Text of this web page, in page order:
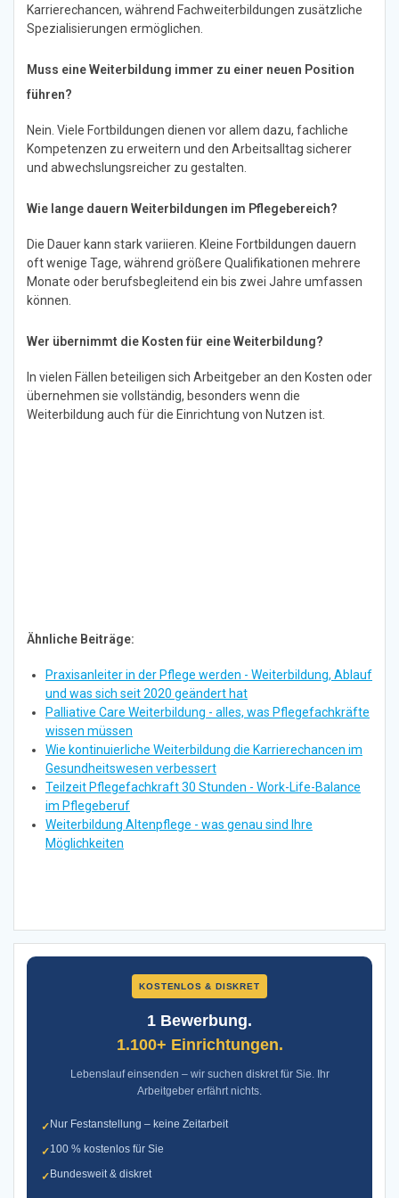
Karrierechancen, während Fachweiterbildungen zusätzliche
Spezialisierungen ermöglichen.
Muss eine Weiterbildung immer zu einer neuen Position
führen?
Nein. Viele Fortbildungen dienen vor allem dazu, fachliche
Kompetenzen zu erweitern und den Arbeitsalltag sicherer
und abwechslungsreicher zu gestalten.
Wie lange dauern Weiterbildungen im Pflegebereich?
Die Dauer kann stark variieren. Kleine Fortbildungen dauern
oft wenige Tage, während größere Qualifikationen mehrere
Monate oder berufsbegleitend ein bis zwei Jahre umfassen
können.
Wer übernimmt die Kosten für eine Weiterbildung?
In vielen Fällen beteiligen sich Arbeitgeber an den Kosten oder
übernehmen sie vollständig, besonders wenn die
Weiterbildung auch für die Einrichtung von Nutzen ist.
Ähnliche Beiträge:
Praxisanleiter in der Pflege werden - Weiterbildung, Ablauf
und was sich seit 2020 geändert hat
Palliative Care Weiterbildung - alles, was Pflegefachkräfte
wissen müssen
Wie kontinuierliche Weiterbildung die Karrierechancen im
Gesundheitswesen verbessert
Teilzeit Pflegefachkraft 30 Stunden - Work-Life-Balance
im Pflegeberuf
Weiterbildung Altenpflege - was genau sind Ihre
Möglichkeiten
KOSTENLOS & DISKRET
1 Bewerbung.
1.100+ Einrichtungen.
Lebenslauf einsenden – wir suchen diskret für Sie. Ihr
Arbeitgeber erfährt nichts.
✓Nur Festanstellung – keine Zeitarbeit
✓100 % kostenlos für Sie
✓Bundesweit & diskret